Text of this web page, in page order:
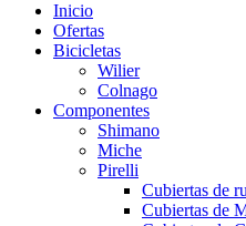
Inicio
Ofertas
Bicicletas
Wilier
Colnago
Componentes
Shimano
Miche
Pirelli
Cubiertas de
Cubiertas de